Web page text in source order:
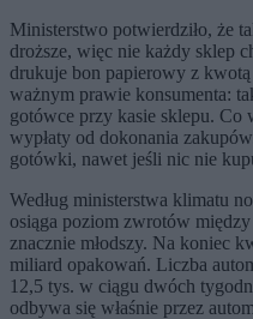
Ministerstwo potwierdziło, że
droższe, więc nie każdy sklep
drukuje bon papierowy z
ważnym prawie konsumenta:
gotówce przy kasie sklepu. Co
wypłaty od dokonania
gotówki, nawet jeśli nic nie
Według ministerstwa klimatu
osiąga poziom zwrotów
znacznie młodszy. Na koniec
miliard opakowań. Liczba
12,5 tys. w ciągu dwóch
odbywa się właśnie przez